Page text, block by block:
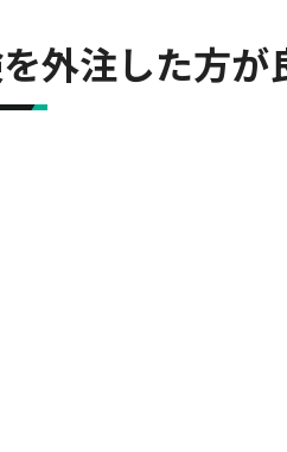
外注した方が